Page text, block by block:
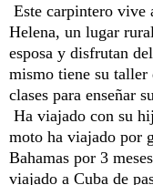
Este carpintero vive
Helena, un lugar
esposa y disfrutan
mismo tiene su taller
clases para enseñar
Ha viajado con su
moto ha viajado por
Bahamas por 3
viajado a Cuba de